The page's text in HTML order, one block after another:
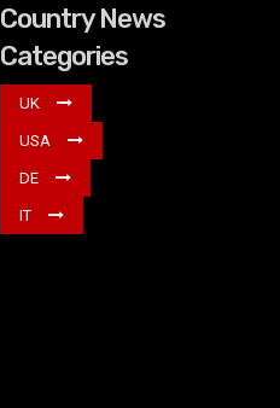
Country News
Categories
UK
USA
DE
IT